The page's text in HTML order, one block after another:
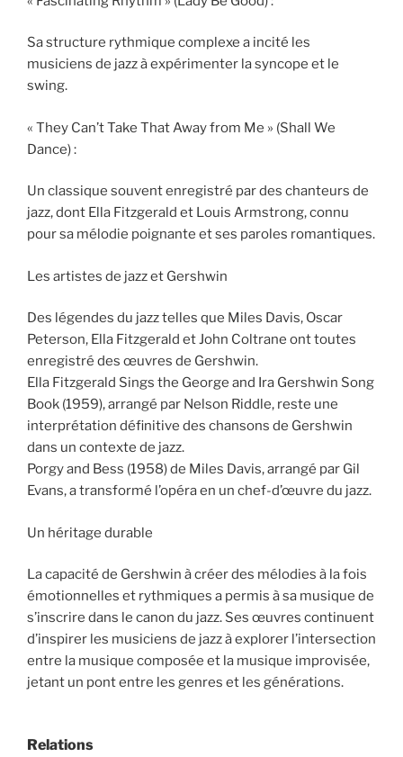
Sa structure rythmique complexe a incité les
musiciens de jazz à expérimenter la syncope et le
swing.
« They Can’t Take That Away from Me » (Shall We
Dance) :
Un classique souvent enregistré par des chanteurs de
jazz, dont Ella Fitzgerald et Louis Armstrong, connu
pour sa mélodie poignante et ses paroles romantiques.
Les artistes de jazz et Gershwin
Des légendes du jazz telles que Miles Davis, Oscar
Peterson, Ella Fitzgerald et John Coltrane ont toutes
enregistré des œuvres de Gershwin.
Ella Fitzgerald Sings the George and Ira Gershwin Song
Book (1959), arrangé par Nelson Riddle, reste une
interprétation définitive des chansons de Gershwin
dans un contexte de jazz.
Porgy and Bess (1958) de Miles Davis, arrangé par Gil
Evans, a transformé l’opéra en un chef-d’œuvre du jazz.
Un héritage durable
La capacité de Gershwin à créer des mélodies à la fois
émotionnelles et rythmiques a permis à sa musique de
s’inscrire dans le canon du jazz. Ses œuvres continuent
d’inspirer les musiciens de jazz à explorer l’intersection
entre la musique composée et la musique improvisée,
jetant un pont entre les genres et les générations.
Relations